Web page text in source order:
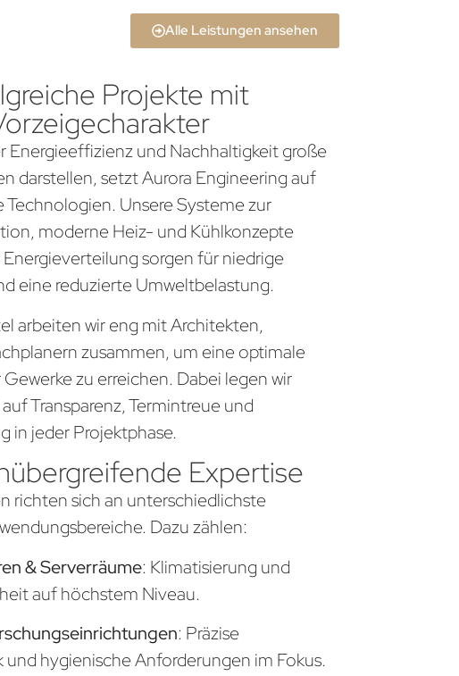
Alle Leistungen ansehen
Projekte mit
Energieeffizienz und Nachhaltigkeit große
darstellen, setzt Aurora Engineering auf
Unsere Systeme zur
moderne Heiz- und Kühlkonzepte
sorgen für niedrige
eine reduzierte Umweltbelastung.
arbeiten wir eng mit Architekten,
zusammen, um eine optimale
zu erreichen. Dabei legen wir
Transparenz, Termintreue und
in jeder Projektphase.
Expertise
richten sich an unterschiedlichste
Dazu zählen:
& Serverräume: Klimatisierung und
auf höchstem Niveau.
: Präzise
und hygienische Anforderungen im Fokus.